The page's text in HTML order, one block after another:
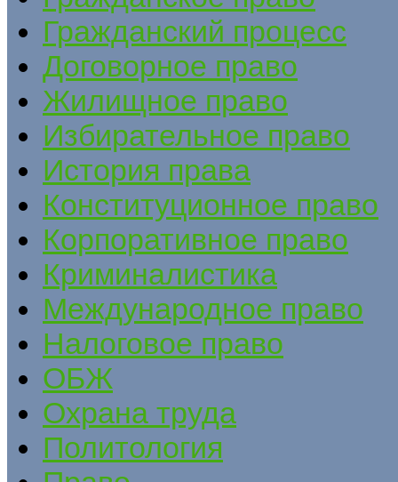
Гражданский процесс
Договорное право
Жилищное право
Избирательное право
История права
Конституционное право
Корпоративное право
Криминалистика
Международное право
Налоговое право
ОБЖ
Охрана труда
Политология